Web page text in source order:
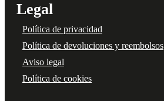
Legal
Política de privacidad
Política de devoluciones y reembolsos
Aviso legal
Política de cookies